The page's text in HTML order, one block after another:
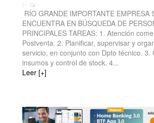
| -
RÍO GRANDE IMPORTANTE EMPRESA
ENCUENTRA EN BÚSQUEDA DE
PRINCIPALES TAREAS: 1. Atención
Postventa. 2. Planificar, supervisar y
servicio, en conjunto con Dpto técnico. 3.
insumos y control de stock. 4...
Leer [+]